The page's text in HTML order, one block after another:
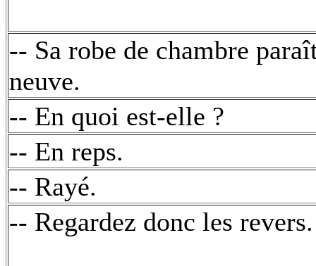
-- Sa robe de chambre
neuve.
-- En quoi est-elle ?
-- En reps.
-- Rayé.
-- Regardez donc les revers.